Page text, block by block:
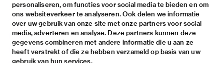
personaliseren, om functies voor social media te bieden en om
ons websiteverkeer te analyseren. Ook delen we informatie
over uw gebruik van onze site met onze partners voor social
media, adverteren en analyse. Deze partners kunnen deze
gegevens combineren met andere informatie die u aan ze
heeft verstrekt of die ze hebben verzameld op basis van uw
gebruik van hun services.
practical information
about
the museum
the collection